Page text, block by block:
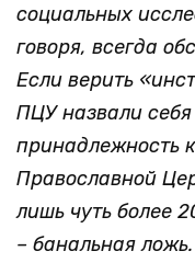
социальных
говоря, всегда
Если верить
ПЦУ назвали
принадлежность
Православной
лишь чуть более
– банальная ложь.